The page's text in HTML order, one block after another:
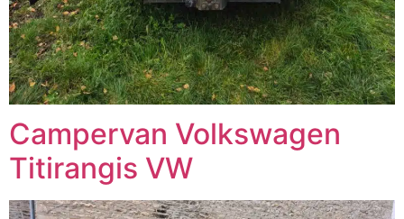
Campervan Volkswagen
Titirangis VW